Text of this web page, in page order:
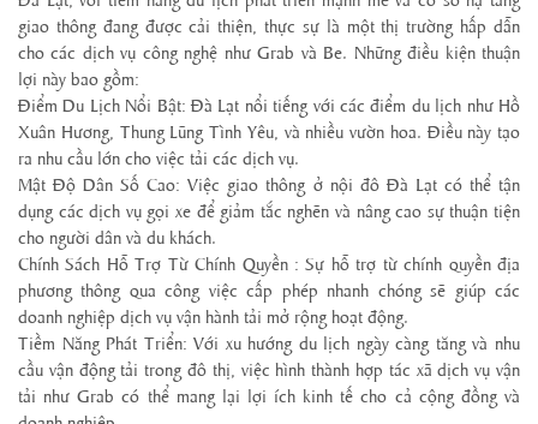
giao thông đang được cải thiện, thực sự là một thị trường hấp dẫn
cho các dịch vụ công nghệ như Grab và Be. Những điều kiện thuận
lợi này bao gồm:
Điểm Du Lịch Nổi Bật: Đà Lạt nổi tiếng với các điểm du lịch như Hồ
Xuân Hương, Thung Lũng Tình Yêu, và nhiều vườn hoa. Điều này tạo
ra nhu cầu lớn cho việc tải các dịch vụ.
Mật Độ Dân Số Cao: Việc giao thông ở nội đô Đà Lạt có thể tận
dụng các dịch vụ gọi xe để giảm tắc nghẽn và nâng cao sự thuận tiện
cho người dân và du khách.
Chính Sách Hỗ Trợ Từ Chính Quyền : Sự hỗ trợ từ chính quyền địa
phương thông qua công việc cấp phép nhanh chóng sẽ giúp các
doanh nghiệp dịch vụ vận hành tải mở rộng hoạt động.
Tiềm Năng Phát Triển: Với xu hướng du lịch ngày càng tăng và nhu
cầu vận động tải trong đô thị, việc hình thành hợp tác xã dịch vụ vận
tải như Grab có thể mang lại lợi ích kinh tế cho cả cộng đồng và